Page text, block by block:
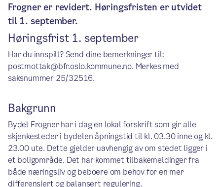
Frogner er revidert. Høringsfristen er utvidet
til 1. september.
Høringsfrist 1. september
Har du innspill? Send dine bemerkninger til:
postmottak@bfr.oslo.kommune.no. Merkes med
saksnummer 25/32516.
Bakgrunn
Bydel Frogner har i dag en lokal forskrift som gir alle
skjenkesteder i bydelen åpningstid til kl. 03.30 inne og kl.
23.00 ute. Dette gjelder uavhengig av om stedet ligger i
et boligområde. Det har kommet tilbakemeldinger fra
både næringsliv og beboere om behov for en mer
differensiert og balansert regulering.